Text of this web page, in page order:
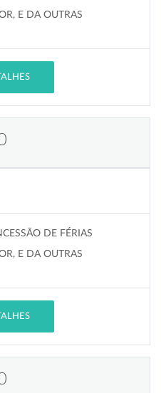
E DA OUTRAS
DE FÉRIAS
E DA OUTRAS